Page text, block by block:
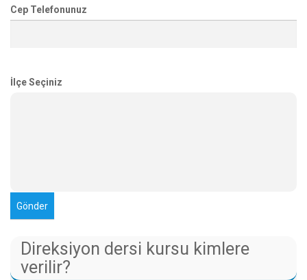
Cep Telefonunuz
İlçe Seçiniz
Direksiyon dersi kursu kimlere
verilir?